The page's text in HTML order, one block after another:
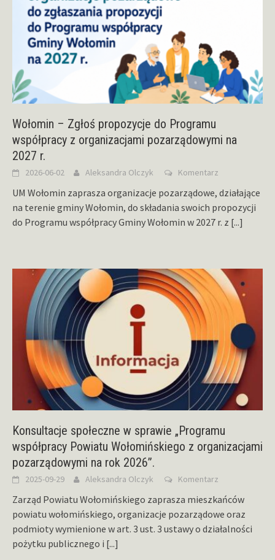
Wołomin – Zgłoś propozycje do Programu
współpracy z organizacjami pozarządowymi na
2027 r.
2026-06-02 Aleksandra Olczyk Komentarz
UM Wołomin zaprasza organizacje pozarządowe, działające
na terenie gminy Wołomin, do składania swoich propozycji
do Programu współpracy Gminy Wołomin w 2027 r. z [...]
Konsultacje społeczne w sprawie „Programu
współpracy Powiatu Wołomińskiego z organizacjami
pozarządowymi na rok 2026”.
2025-09-29 Aleksandra Olczyk Komentarz
Zarząd Powiatu Wołomińskiego zaprasza mieszkańców
powiatu wołomińskiego, organizacje pozarządowe oraz
podmioty wymienione w art. 3 ust. 3 ustawy o działalności
pożytku publicznego i [...]